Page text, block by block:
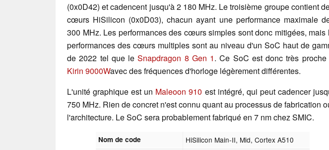
(0x0D42) et cadencent jusqu'à 2 180 MHz. Le troisième groupe contient
cœurs HiSilicon (0x0D03), chacun ayant une performance maximale
300 MHz. Les performances des cœurs simples sont donc mitigées, mais
performances des cœurs multiples sont au niveau d'un SoC haut de
de 2022 tel que leSnapdragon 8 Gen 1. Ce SoC est donc très proche
Kirin 9000Wavec des fréquences d'horloge légèrement différentes.
L'unité graphique est un Maleoon 910 est intégré, qui peut cadencer
750 MHz. Rien de concret n'est connu quant au processus de fabrication
l'architecture. Le SoC sera probablement fabriqué en 7 nm chez SMIC.
Nom de code HiSilicon Main-II, Mid, Cortex A510